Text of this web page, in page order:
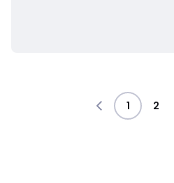
1 2